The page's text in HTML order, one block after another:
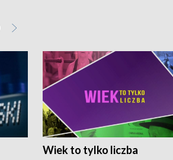
Wiek to tylko liczba